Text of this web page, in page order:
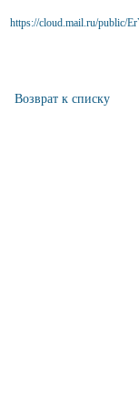
https://cloud.mail.ru/public/
Возврат к списку